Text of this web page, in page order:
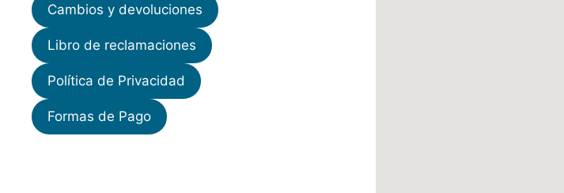
Cambios y devoluciones
Libro de reclamaciones
Política de Privacidad
Formas de Pago